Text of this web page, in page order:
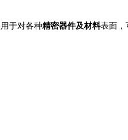
于对各种精密器件及材料表面，